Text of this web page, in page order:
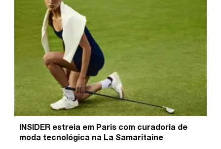
INSIDER estreia em Paris com curadoria de
moda tecnológica na La Samaritaine